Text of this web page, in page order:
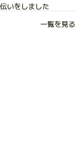
いをしました
一覧を見る